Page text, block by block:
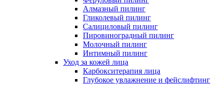
Алмазный пилинг
Гликолевый пилинг
Салициловый пилинг
Пировиноградный пилинг
Молочный пилинг
Интимный пилинг
Уход за кожей лица
Карбокситерапия лица
Глубокое увлажнение и фейслифтинг